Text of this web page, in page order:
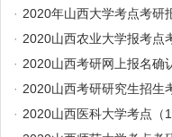
· 2020年山西大学考点考研
· 2020山西农业大学报考点
· 2020山西考研网上报名确
· 2020山西考研研究生招生
· 2020山西医科大学考点（